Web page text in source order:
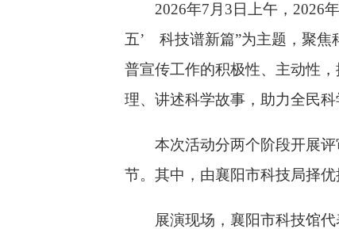
2026年7 月 3 日上午， 2026
五’ 科技谱新篇”为主题，聚焦
普宣传工作的积极性、主动性
理、讲述科学故事，助力全民科
本次活动分两个阶段开展
节。其中，由襄阳市科技局择
展演现场，襄阳市科技馆